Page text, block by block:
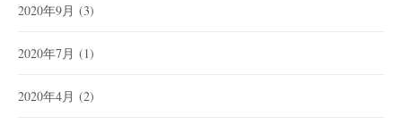
2020年9月 (3)
2020年7月 (1)
2020年4月 (2)